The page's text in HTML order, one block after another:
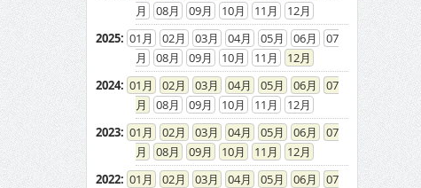
08
09 10 11
12
2025: 01 02 03 04 05 06
07
08
09 10 11
12
2024: 01 02 03 04 05 06
07
08
09 10 11
12
2023: 01 02 03 04 05 06
07
08
09 10 11
12
2022: 01 02 03 04 05 06
07